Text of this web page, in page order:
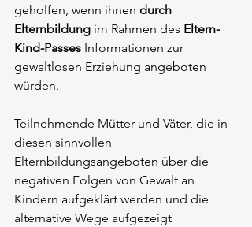
geholfen, wenn ihnen durch
Elternbildung im Rahmen des Eltern-
Kind-Passes Informationen zur
gewaltlosen Erziehung angeboten
würden.
Teilnehmende Mütter und Väter, die in
diesen sinnvollen
Elternbildungsangeboten über die
negativen Folgen von Gewalt an
Kindern aufgeklärt werden und die
alternative Wege aufgezeigt